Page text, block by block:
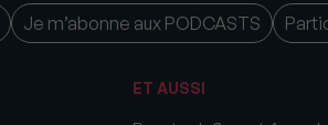
Je m’abonne aux PODCASTS
ET AUSSI